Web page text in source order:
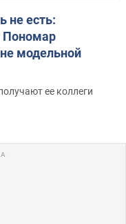
не есть:
Пономар
модельной
ее коллеги